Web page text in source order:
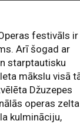
festivāls ir
Arī šogad ar
starptautisku
mākslu visā
Džuzepes
operas zelta
kulmināciju,